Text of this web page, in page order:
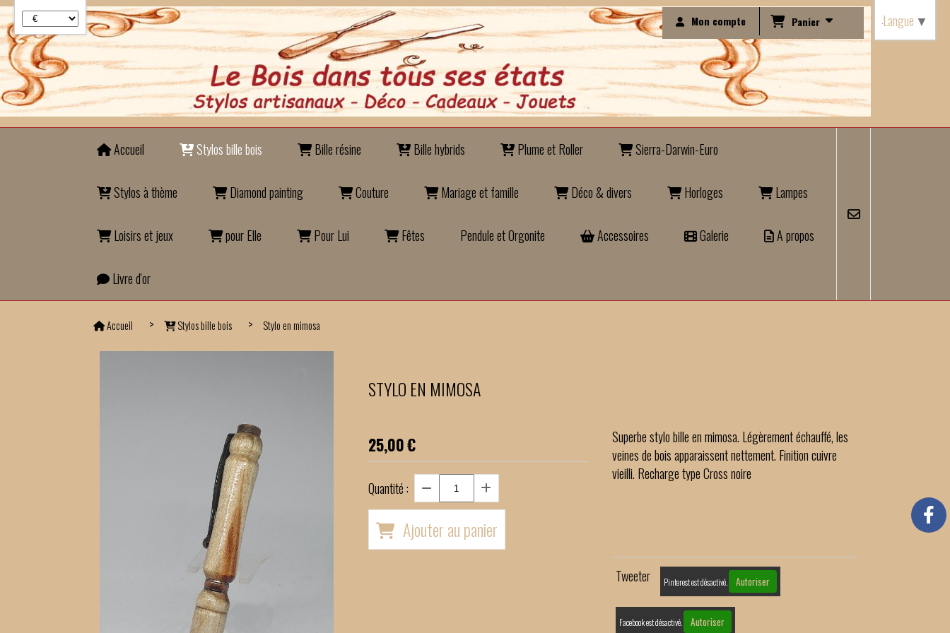
Mon compte Panier
Accueil Stylos bille bois Bille résine Bille hybrids Plume et Roller Sierra-Darwin-Euro
Stylos à thème Diamond painting Couture Mariage et famille Déco & divers Horloges Lampes
Loisirs et jeux pour Elle Pour Lui Fêtes Pendule et Orgonite Accessoires Galerie A propos
Livre d'or
Accueil Stylos bille bois Stylo en mimosa
STYLO EN MIMOSA
25,00€
Quantité :
Ajouter au panier
Superbe stylo bille en mimosa. Légèrement échauffé, les
veines de bois apparaissent nettement. Finition cuivre
vieilli. Recharge type Cross noire
Tweeter Pinterest est désactivé. Autoriser
Facebook est désactivé. Autoriser
Langue ▼
Panneau de gestion des cookies